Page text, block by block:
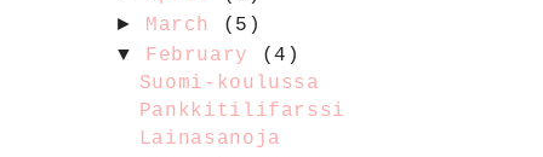
► March (5)
▼ February
(4)
Suomi-koulussa
Pankkitilifarssi
Lainasanoja